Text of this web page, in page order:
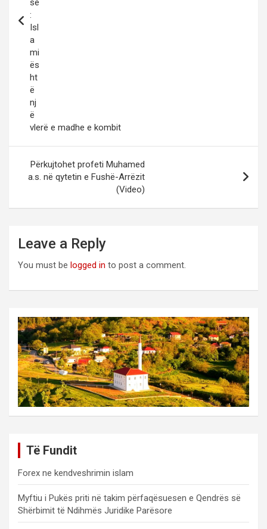
së
:
Isl
a
mi
ës
ht
ë
nj
ë
vlerë e madhe e kombit
Përkujtohet profeti Muhamed
a.s. në qytetin e Fushë-Arrëzit
(Video)
Leave a Reply
You must be logged in to post a comment.
Të Fundit
Forex ne kendveshrimin islam
Myftiu i Pukës priti në takim përfaqësuesen e Qendrës së
Shërbimit të Ndihmës Juridike Parësore